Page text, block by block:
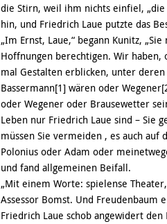
die Stirn, weil ihm nichts einfiel,
hin, und Friedrich Laue putzte das
„Im Ernst, Laue,“ begann Kunitz,
Hoffnungen berechtigen. Wir haben,
mal Gestalten erblicken, unter
Bassermann[1] wären oder
oder Wegener oder Brausewetter
Leben nur Friedrich Laue sind – Sie
müssen Sie vermeiden , es auch auf
Polonius oder Adam oder
und fand allgemeinen Beifall.
„Mit einem Worte: spielense
Assessor Bomst. Und Freudenbaum
Friedrich Laue schob angewidert